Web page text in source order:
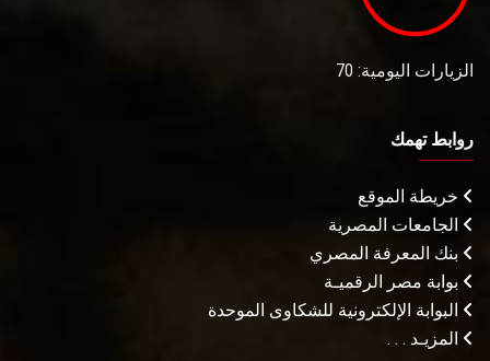
الزيارات اليومية: 70
روابط تهمك
خريطة الموقع
الجامعات المصرية
بنك المعرفة المصري
بوابة مصر الرقميـة
البوابة الإلكترونية للشكاوى الموحدة
المزيـد . . .